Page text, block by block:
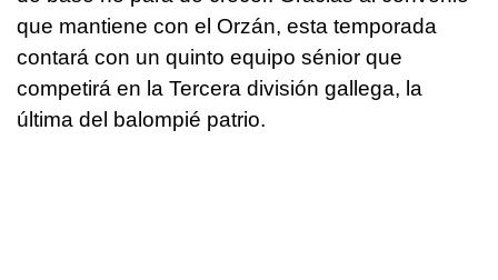
que mantiene con el Orzán, esta temporada
contará con un quinto equipo sénior que
competirá en la Tercera división gallega, la
última del balompié patrio.